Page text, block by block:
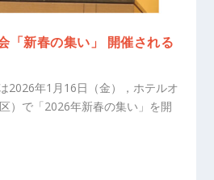
「新春の集い」 開催される
2026年1月16日（金），ホテルオ
）で「2026年新春の集い」を開